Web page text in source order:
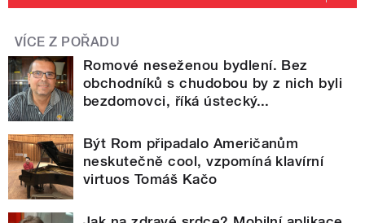
VÍCE Z POŘADU
Romové neseženou bydlení. Bez
obchodníků s chudobou by z nich byli
bezdomovci, říká ústecký...
Být Rom připadalo Američanům
neskutečně cool, vzpomíná klavírní
virtuos Tomáš Kačo